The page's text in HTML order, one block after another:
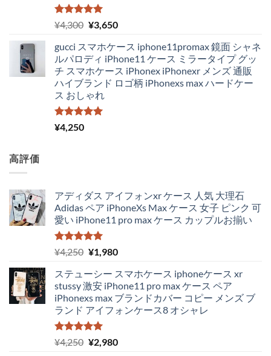
5段階中
5.00
の評価
¥4,300 元
価
格
は
¥4,300
で
し
¥3,650現
の
価
格
は
gucci スマホケース iphone11promax 鏡面 シャネ
ルパロディ iPhone11 ケース ミラータイプ グッ
チ スマホケース iPhonex iPhonexr メンズ 通販
ハイブランド ロゴ柄 iPhonexs max ハードケー
ス おしゃれ
5段階中
5.00
¥4,250
高評価
アディダス アイフォンxr ケース 人気 大理石
Adidas ペア iPhoneXs Max ケース 女子 ピンク 可
愛い iPhone11 pro max ケース カップルお揃い
5段階中
5.00
の評価
¥4,250 元
価
格
は
¥4,250
で
し
¥1,980現
の
価
格
は
で
ステューシー スマホケース iphoneケース xr
stussy 激安 iPhone11 pro max ケース ペア
iPhonexs max ブランドカバー コピー メンズ ブ
ランド アイフォンケース8 オシャレ
5段階中
5.00
の評価
¥4,250 元
¥2,980現